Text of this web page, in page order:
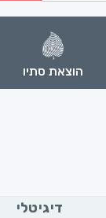
הוצאת סתיו
דיגיטלי